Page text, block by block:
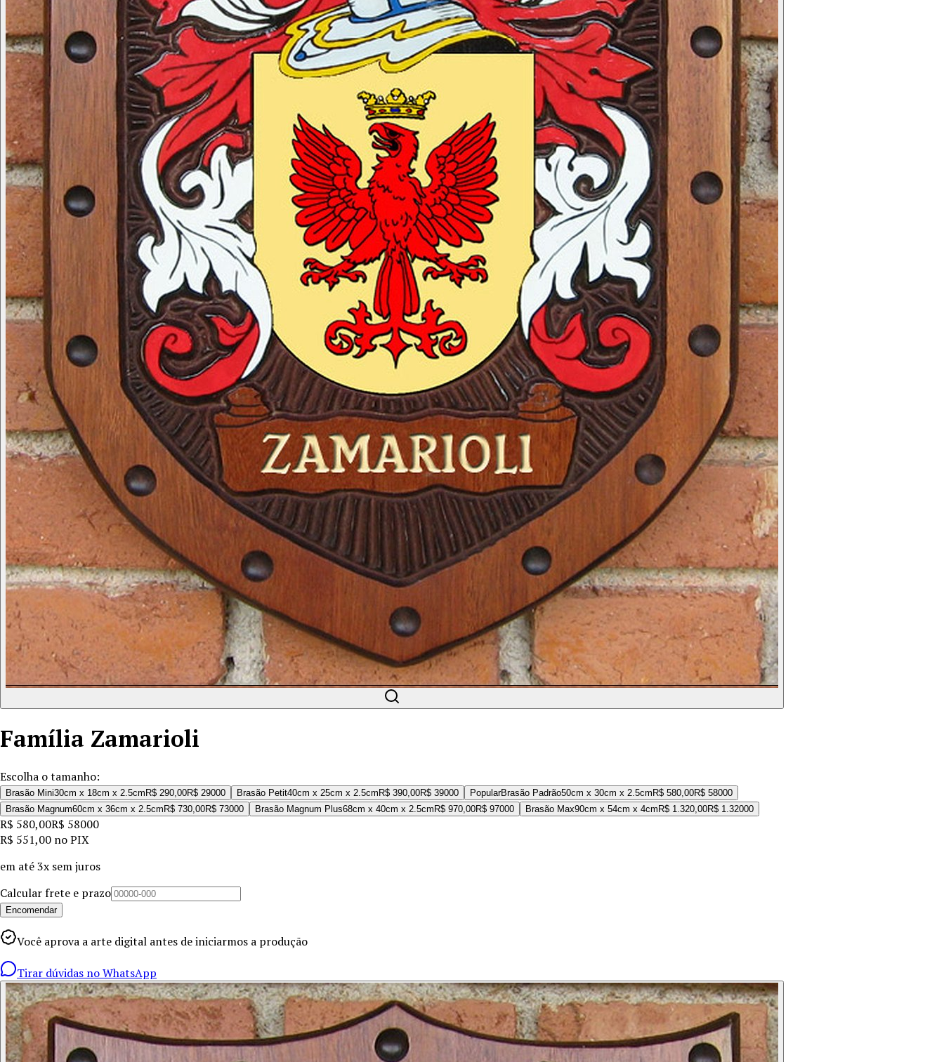
Família Zamarioli
Escolha o tamanho:
Brasão Mini30cm x 18cm x 2.5cm R$ 290,00R$ 29000 Brasão Petit40cm x 25cm x 2.5cm R$ 390,00R$ 39000 PopularBrasão Padrão50cm x 30cm x 2.5cm R$ 580,00R$ 58000
Brasão Magnum60cm x 36cm x 2.5cm R$ 730,00R$ 73000 Brasão Magnum Plus68cm x 40cm x 2.5cm R$ 970,00R$ 97000 Brasão Max90cm x 54cm x 4cm R$ 1.320,00R$ 1.32000
R$ 580,00R$ 58000
R$ 551,00 no PIX
em até3x sem juros
Calcular frete e prazo
Encomendar
Você aprova a arte digital antes de iniciarmos a produção
Tirar dúvidas no WhatsApp